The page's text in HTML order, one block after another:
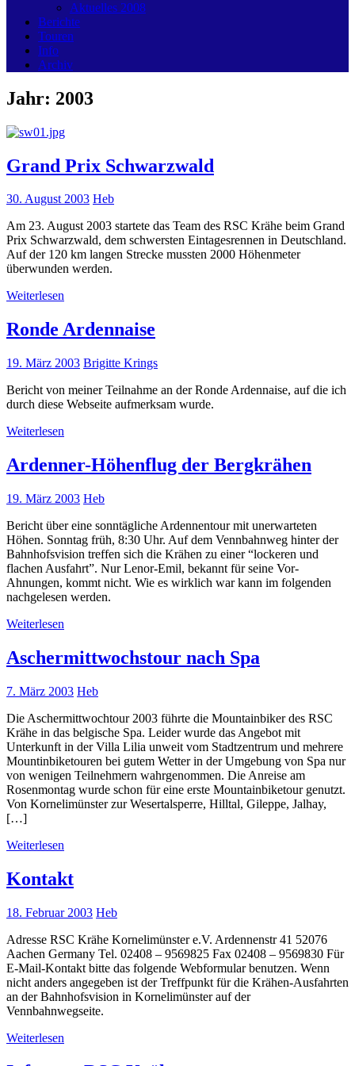
Aktuelles 2008
Berichte
Touren
Info
Archiv
Jahr: 2003
Grand Prix Schwarzwald
30. August 2003 Heb
Am 23. August 2003 startete das Team des RSC Krähe beim Grand
Prix Schwarzwald, dem schwersten Eintagesrennen in Deutschland.
Auf der 120 km langen Strecke mussten 2000 Höhenmeter
überwunden werden.
Weiterlesen
Ronde Ardennaise
19. März 2003 Brigitte Krings
Bericht von meiner Teilnahme an der Ronde Ardennaise, auf die ich
durch diese Webseite aufmerksam wurde.
Weiterlesen
Ardenner-Höhenflug der Bergkrähen
19. März 2003 Heb
Bericht über eine sonntägliche Ardennentour mit unerwarteten
Höhen. Sonntag früh, 8:30 Uhr. Auf dem Vennbahnweg hinter der
Bahnhofsvision treffen sich die Krähen zu einer “lockeren und
flachen Ausfahrt”. Nur Lenor-Emil, bekannt für seine Vor-
Ahnungen, kommt nicht. Wie es wirklich war kann im folgenden
nachgelesen werden.
Weiterlesen
Aschermittwochstour nach Spa
7. März 2003 Heb
Die Aschermittwochtour 2003 führte die Mountainbiker des RSC
Krähe in das belgische Spa. Leider wurde das Angebot mit
Unterkunft in der Villa Lilia unweit vom Stadtzentrum und mehrere
Mountinbiketouren bei gutem Wetter in der Umgebung von Spa nur
von wenigen Teilnehmern wahrgenommen. Die Anreise am
Rosenmontag wurde schon für eine erste Mountainbiketour genutzt.
Von Kornelimünster zur Wesertalsperre, Hilltal, Gileppe, Jalhay,
[…]
Weiterlesen
Kontakt
18. Februar 2003 Heb
Adresse RSC Krähe Kornelimünster e.V. Ardennenstr 41 52076
Aachen Germany Tel. 02408 – 9569825 Fax 02408 – 9569830 Für
E-Mail-Kontakt bitte das folgende Webformular benutzen. Wenn
nicht anders angegeben ist der Treffpunkt für die Krähen-Ausfahrten
an der Bahnhofsvision in Kornelimünster auf der
Vennbahnwegseite.
Weiterlesen